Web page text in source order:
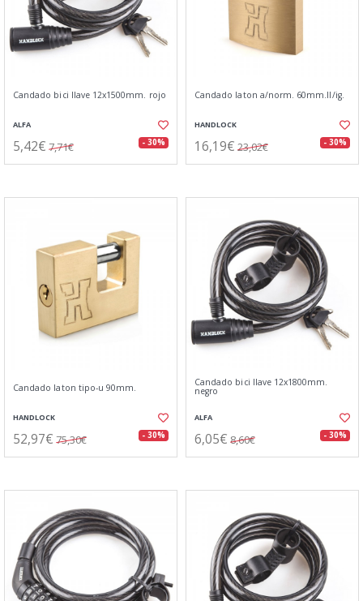
Candado bici llave 12x1500mm. rojo
ALFA
5,42€ 7,71€ - 30%
Candado laton a/norm. 60mm.ll/ig.
HANDLOCK
16,19€ 23,02€ - 30%
Candado laton tipo-u 90mm.
HANDLOCK
52,97€ 75,30€ - 30%
Candado bici llave 12x1800mm.
negro
ALFA
6,05€ 8,60€ - 30%